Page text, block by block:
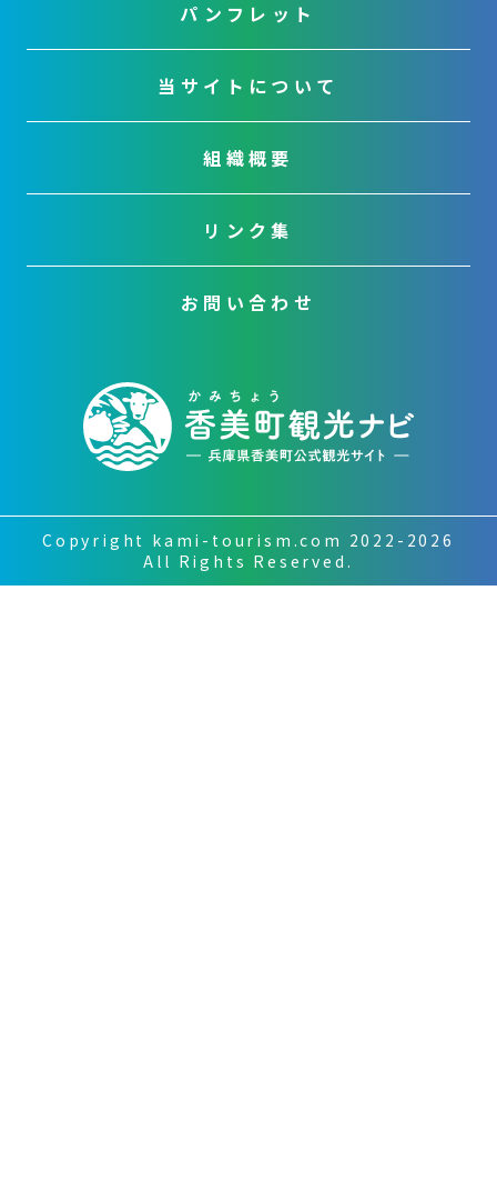
パンフレット
当サイトについて
組織概要
リンク集
お問い合わせ
Copyright kami-tourism.com 2022-2026
All Rights Reserved.